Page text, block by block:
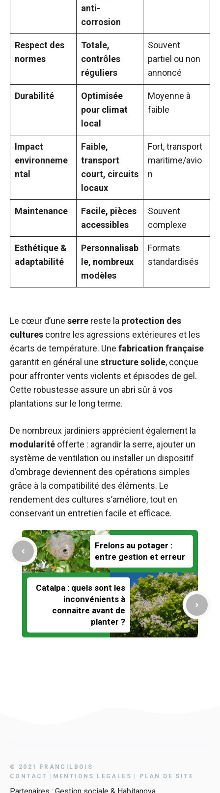
anti-
corrosion
Respect des
normes
Totale,
contrôles
réguliers
Souvent
partiel ou non
annoncé
Durabilité
Optimisée
pour climat
local
Moyenne à
faible
Impact
environneme
ntal
Faible,
transport
court, circuits
locaux
Fort, transport
maritime/avio
n
Maintenance
Facile, pièces
accessibles
Souvent
complexe
Esthétique &
adaptabilité
Personnalisab
le, nombreux
modèles
Formats
standardisés
Le cœur d’une serre reste la protection des
cultures contre les agressions extérieures et les
écarts de température. Une fabrication française
garantit en général une structure solide, conçue
pour affronter vents violents et épisodes de gel.
Cette robustesse assure un abri sûr à vos
plantations sur le long terme.
De nombreux jardiniers apprécient également la
modularité offerte : agrandir la serre, ajouter un
système de ventilation ou installer un dispositif
d’ombrage deviennent des opérations simples
grâce à la compatibilité des éléments. Le
rendement des cultures s’améliore, tout en
conservant un entretien facile et efficace.
Frelons au potager :
entre gestion et erreur
Catalpa : quels sont les
inconvénients à
connaitre avant de
planter ?
© 2021 FRANCILBOIS
CONTACT MENTIONS LEGALES PLAN DE SITE